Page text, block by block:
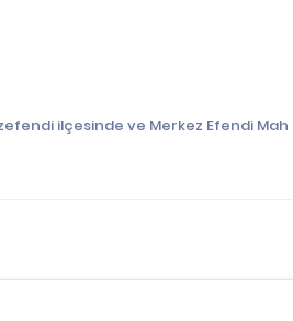
ilçesinde ve Merkez Efendi Mah